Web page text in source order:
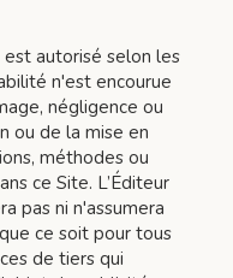
autorisé selon les
n'est encourue
négligence ou
ou de la mise en
méthodes ou
ce Site. L’Éditeur
pas ni n'assumera
ce soit pour tous
de tiers qui